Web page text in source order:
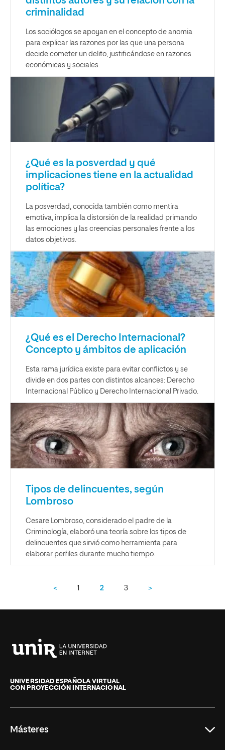
criminalidad
Los sociólogos se apoyan en el concepto de anomia
para explicar las razones por las que una persona
decide cometer un delito, justificándose en razones
económicas y sociales.
¿Qué es la posverdad y qué
implicaciones tiene en la actualidad
política?
La posverdad, conocida también como mentira
emotiva, implica la distorsión de la realidad primando
las emociones y las creencias personales frente a los
datos objetivos.
¿Qué es el Derecho Internacional?
Concepto y ámbitos de aplicación
Esta rama jurídica existe para evitar conflictos y se
divide en dos partes con distintos alcances: Derecho
Internacional Público y Derecho Internacional Privado.
Tipos de delincuentes, según
Lombroso
Cesare Lombroso, considerado el padre de la
Criminología, elaboró una teoría sobre los tipos de
delincuentes que sirvió como herramienta para
elaborar perfiles durante mucho tiempo.
< 1 2 3 >
de
La
UNIVERSIDAD ESPAÑOLA VIRTUAL
CON PROYECCIÓN INTERNACIONAL
Másteres